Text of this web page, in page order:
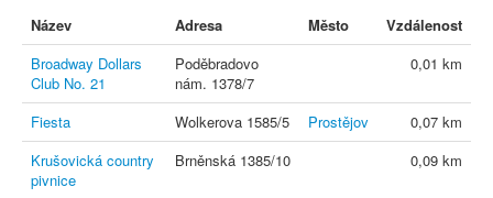
Název Adresa Město
Vzdálenost
Broadway Dollars
Club No. 21
Poděbradovo
nám. 1378/7
0,01 km
Fiesta Wolkerova 1585/5 Prostějov
0,07 km
Krušovická country
pivnice
Brněnská 1385/10 0,09 km